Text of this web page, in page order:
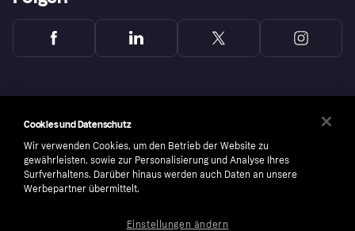
Cookies und Datenschutz
Wir verwenden Cookies, um den Betrieb der Website zu
gewährleisten, sowie zur Personalisierung und Analyse Ihres
Surfverhaltens. Darüber hinaus werden auch Daten an unsere
Werbepartner übermittelt.
Einstellungen ändern